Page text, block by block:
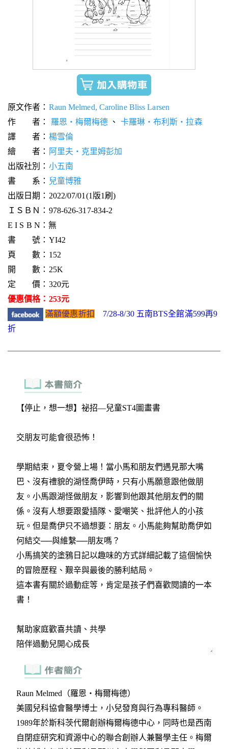
原文作者： Raun Melmed, Caroline Bliss Larsen
作 者： 羅恩‧梅爾梅德 、 卡羅琳‧布利斯‧拉森
譯 者： 楊雪倫
繪 者： 阿里夫‧克里姆彭加
出版社別： 小五南
書 系： 兒童博雅
出版日期：2022/07/01(1版1刷)
ＩＳＢＮ：978-626-317-834-2
E I S B N：無
書 號：YI42
頁 數：152
開 數：25K
定 價：320元
優惠價格：253元
滿額優惠折扣
7/28-8/30 五南BTS全館滿599再9
折